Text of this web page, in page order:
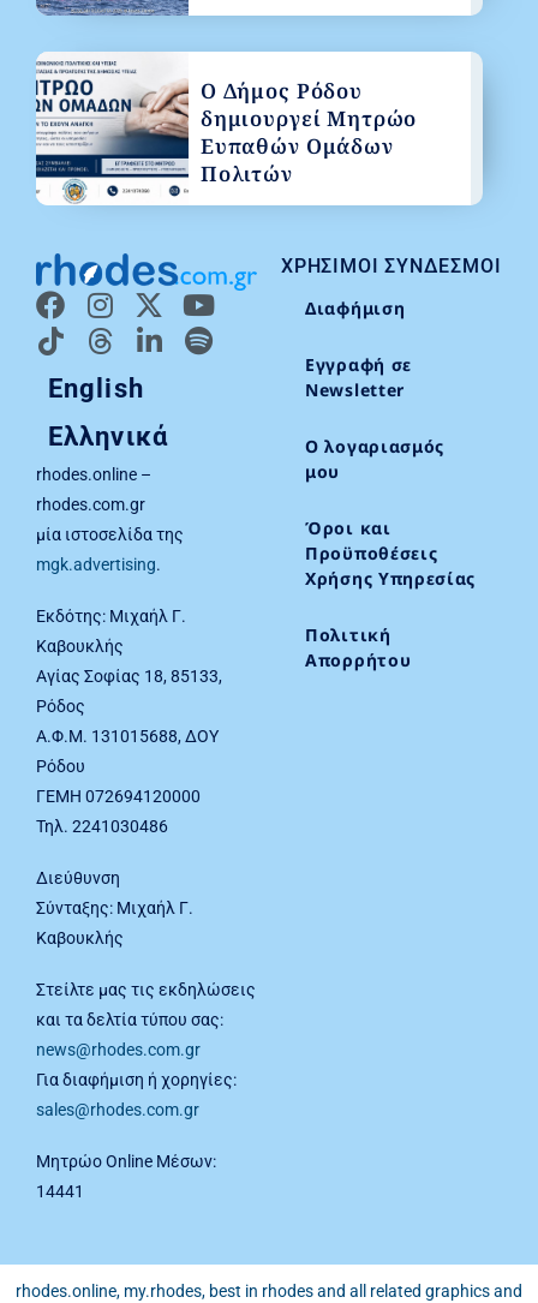
English
Ελληνικά
rhodes.online –
rhodes.com.gr
μία ιστοσελίδα της
mgk.advertising.
Εκδότης: Μιχαήλ Γ.
Καβουκλής
Αγίας Σοφίας 18, 85133,
Ρόδος
Α.Φ.Μ. 131015688, ΔΟΥ
Ρόδου
ΓΕΜΗ 072694120000
Τηλ. 2241030486
Διεύθυνση
Σύνταξης: Μιχαήλ Γ.
Καβουκλής
Στείλτε μας τις εκδηλώσεις
και τα δελτία τύπου σας:
news@rhodes.com.gr
Για διαφήμιση ή χορηγίες:
sales@rhodes.com.gr
Μητρώο Online Μέσων:
14441
ΧΡΉΣΙΜΟΙ ΣΎΝΔΕΣΜΟΙ
Διαφήμιση
Εγγραφή σε
Newsletter
Ο λογαριασμός
μου
Όροι και
Προϋποθέσεις
Χρήσης Υπηρεσίας
Πολιτική
Απορρήτου
Ο Δήμος Ρόδου
δημιουργεί Μητρώο
Ευπαθών Ομάδων
Πολιτών
rhodes.online, my.rhodes, best in rhodes and all related graphics and